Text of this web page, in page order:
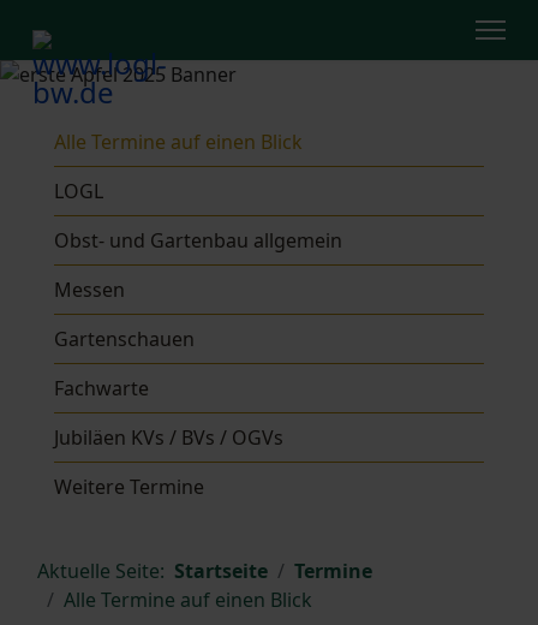
Alle Termine auf einen Blick
LOGL
Obst- und Gartenbau allgemein
Messen
Gartenschauen
Fachwarte
Jubiläen KVs / BVs / OGVs
Weitere Termine
Aktuelle Seite: Startseite
Termine
Alle Termine auf einen Blick